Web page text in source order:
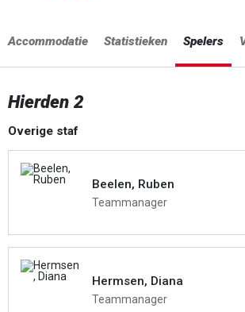
Accommodatie Statistieken Spelers
Hierden 2
Overige staf
Beelen, Ruben
Teammanager
Hermsen, Diana
Teammanager